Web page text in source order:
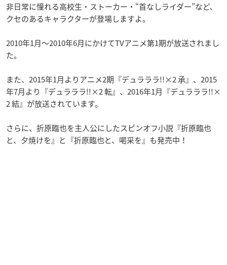
非日常に憧れる高校生・ストーカー・“首なしライダー”など、
クセのあるキャラクターが登場しますよ。
2010年1月〜2010年6月にかけてTVアニメ第1期が放送されまし
た。
また、2015年1月よりアニメ2期『デュラララ!!×2 承』、2015
年7月より『デュラララ!!×2 転』、2016年1月『デュラララ!!×
2 結』が放送されています。
さらに、折原臨也を主人公にしたスピンオフ小説『折原臨也
と、夕焼けを』と『折原臨也と、喝采を』も発売中！